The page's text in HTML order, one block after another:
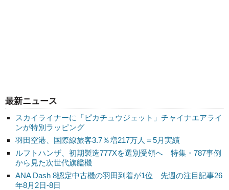
最新ニュース
スカイライナーに「ピカチュウジェット」チャイナエアライ
ンが特別ラッピング
羽田空港、国際線旅客3.7％増217万人＝5月実績
ルフトハンザ、初期製造777Xを選別受領へ 特集・787事例
から見た次世代旗艦機
ANA Dash 8認定中古機の羽田到着が1位 先週の注目記事26
年8月2日-8日